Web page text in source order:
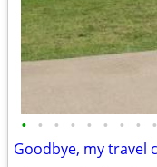
• • • • • • • • •